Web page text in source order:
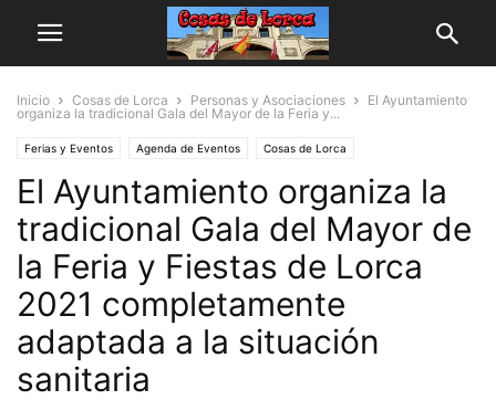
Inicio Cosas de Lorca Personas y Asociaciones
El Ayuntamiento
organiza la tradicional Gala del Mayor de la Feria y...
Ferias y Eventos Agenda de Eventos Cosas de Lorca
Personas y Asociaciones
El Ayuntamiento organiza la
tradicional Gala del Mayor de
la Feria y Fiestas de Lorca
2021 completamente
adaptada a la situación
sanitaria